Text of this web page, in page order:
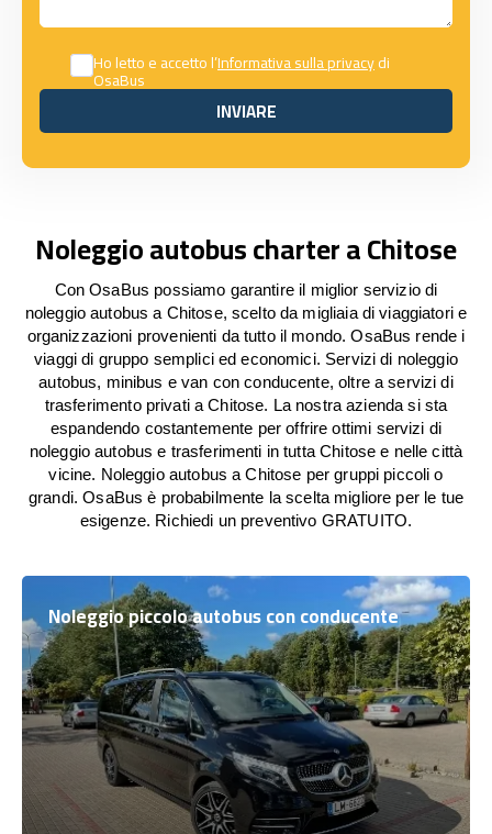
Ho letto e accetto l’Informativa sulla privacydi
OsaBus
INVIARE
INVIARE
Noleggio autobus charter a Chitose
Con OsaBus possiamo garantire il miglior servizio di
noleggio autobus a Chitose, scelto da migliaia di viaggiatori e
organizzazioni provenienti da tutto il mondo. OsaBus rende i
viaggi di gruppo semplici ed economici. Servizi di noleggio
autobus, minibus e van con conducente, oltre a servizi di
trasferimento privati a Chitose. La nostra azienda si sta
espandendo costantemente per offrire ottimi servizi di
noleggio autobus e trasferimenti in tutta Chitose e nelle città
vicine. Noleggio autobus a Chitose per gruppi piccoli o
grandi. OsaBus è probabilmente la scelta migliore per le tue
esigenze. Richiedi un preventivo GRATUITO.
Noleggio piccolo autobus con conducente